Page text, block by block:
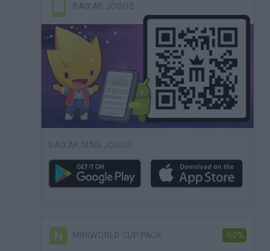
BAIXAR JOGOS
BAIXAR MAIS JOGOS
MINIWORLD CUP PACK -50%